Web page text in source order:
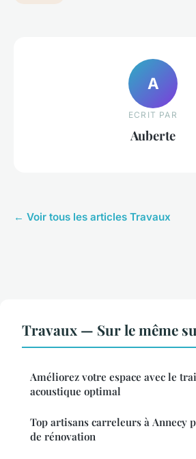
A
ECRIT PAR
Auberte
← Voir tous les articles Travaux
Travaux — Sur le même
Améliorez votre espace avec le
acoustique optimal
Top artisans carreleurs à Annecy
de rénovation